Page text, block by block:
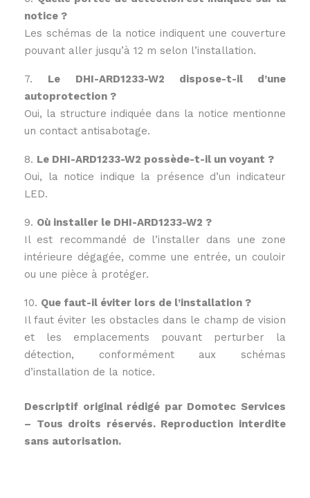
notice ?
Les schémas de la notice indiquent une couverture
pouvant aller jusqu’à 12 m selon l’installation.
7. Le DHI-ARD1233-W2 dispose-t-il d’une
autoprotection ?
Oui, la structure indiquée dans la notice mentionne
un contact antisabotage.
8. Le DHI-ARD1233-W2 possède-t-il un voyant ?
Oui, la notice indique la présence d’un indicateur
LED.
9. Où installer le DHI-ARD1233-W2 ?
Il est recommandé de l’installer dans une zone
intérieure dégagée, comme une entrée, un couloir
ou une pièce à protéger.
10. Que faut-il éviter lors de l’installation ?
Il faut éviter les obstacles dans le champ de vision
et les emplacements pouvant perturber la
détection, conformément aux schémas
d’installation de la notice.
Descriptif original rédigé par Domotec Services
– Tous droits réservés. Reproduction interdite
sans autorisation.